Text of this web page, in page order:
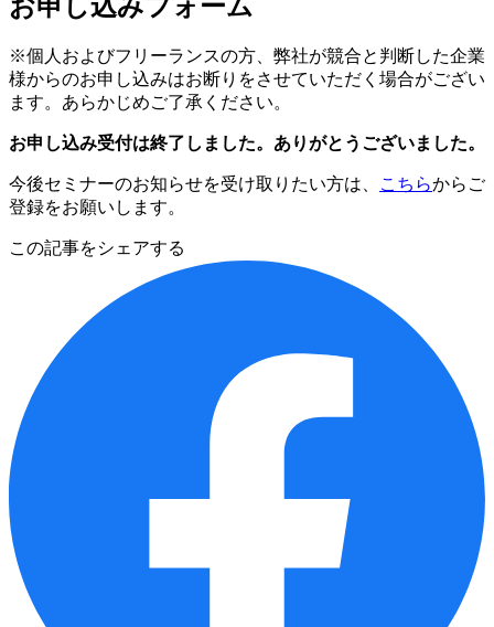
お申し込みフォーム
※個人およびフリーランスの方、弊社が競合と判断した企業
様からのお申し込みはお断りをさせていただく場合がござい
ます。あらかじめご了承ください。
お申し込み受付は終了しました。ありがとうございました。
今後セミナーのお知らせを受け取りたい方は、 こちらからご
登録をお願いします。
この記事をシェアする